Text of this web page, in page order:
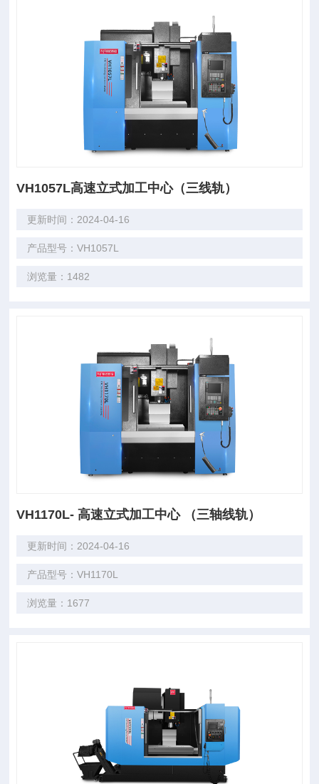
VH1057L高速立式加工中心（三线轨）
更新时间：2024-04-16
产品型号：VH1057L
浏览量：1482
VH1170L- 高速立式加工中心 （三轴线轨）
更新时间：2024-04-16
产品型号：VH1170L
浏览量：1677